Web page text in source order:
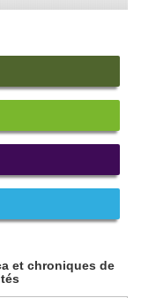
et chroniques de